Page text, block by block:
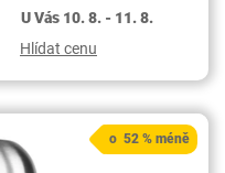
U Vás 10. 8. - 11. 8.
Hlídat cenu
o 52 % méně